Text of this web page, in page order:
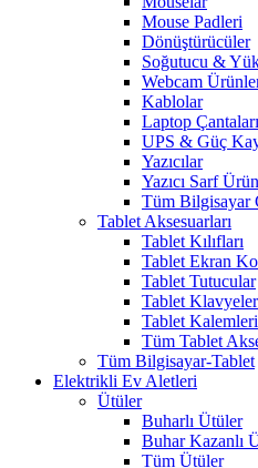
Mouse Padleri
Dönüştürücüler
Soğutucu &
Webcam
Kablolar
Laptop Çantaları
UPS & Güç
Yazıcılar
Yazıcı Sarf
Tüm Bilgisayar
Tablet Aksesuarları
Tablet Kılıfları
Tablet Ekran
Tablet Tutucular
Tablet
Tablet Kalemleri
Tüm Tablet
Tüm Bilgisayar-Tablet
Elektrikli Ev Aletleri
Ütüler
Buharlı Ütüler
Buhar Kazanlı
Tüm Ütüler